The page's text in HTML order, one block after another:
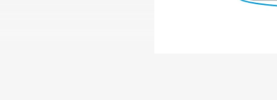
elegante, alinhado à paleta clássica do